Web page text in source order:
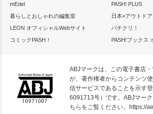
mEdel
PASH! PLUS
暮らしとおしゃれの編集室
日本×アウトドア
LEON オフィシャルWebサイト
パチクリ！
コミックPASH！
PASH!ブックス
ABJマークは、この電子書店
が、著作権者からコンテンツ
信サービスであることを示す
6091713号）です。ABJマー
ちらをご覧ください。 https://